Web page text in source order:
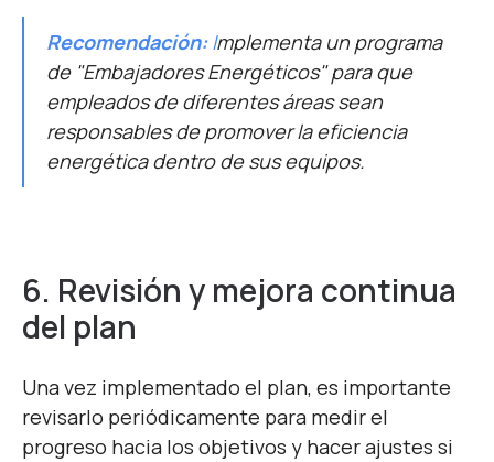
Recomendación:Implementa un programa
de "Embajadores Energéticos" para que
empleados de diferentes áreas sean
responsables de promover la eficiencia
energética dentro de sus equipos.
6. Revisión y mejora continua
del plan
Una vez implementado el plan, es importante
revisarlo periódicamente para medir el
progreso hacia los objetivos y hacer ajustes si